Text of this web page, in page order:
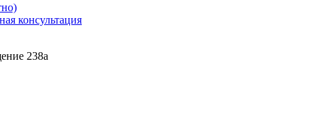
консультация
238а